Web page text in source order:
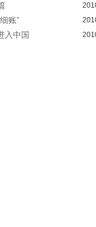
账”
入中国